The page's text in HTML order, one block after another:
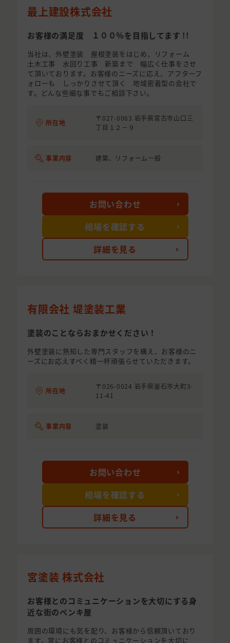
最上建設株式会社
お客様の満足度 １００％を目指してます !!
当社は、外壁塗装 屋根塗装をはじめ、リフォーム
土木工事 水回り工事 新築まで 幅広く仕事をさせ
て頂いております。お客様のニーズに応え、アフターフ
ォローも しっかりさせて頂く 地域密着型の会社で
す。どんな些細な事でもご相談下さい。
所在地
〒027-0063 岩手県宮古市山口三
丁目１２－９
事業内容 建築、リフォーム一般
詳細を見る
お問い合わせ
相場を確認する
有限会社 堤塗装工業
塗装のことならおまかせください！
外壁塗装に熟知した専門スタッフを構え、お客様のニ
ーズにお応えすべく精一杯頑張らせていただきます。
所在地
〒026-0024 岩手県釜石市大町3-
11-41
事業内容 塗装
詳細を見る
お問い合わせ
相場を確認する
宮塗装 株式会社
お客様とのコミュニケーションを大切にする身
近な街のペンキ屋
周囲の環境にも気を配り、お客様から信頼頂いており
ます。常にお客様とのコミュニケーションを大切に